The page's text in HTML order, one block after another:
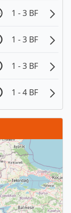
1 - 3 BF
1 - 3 BF
1 - 3 BF
1 - 4 BF